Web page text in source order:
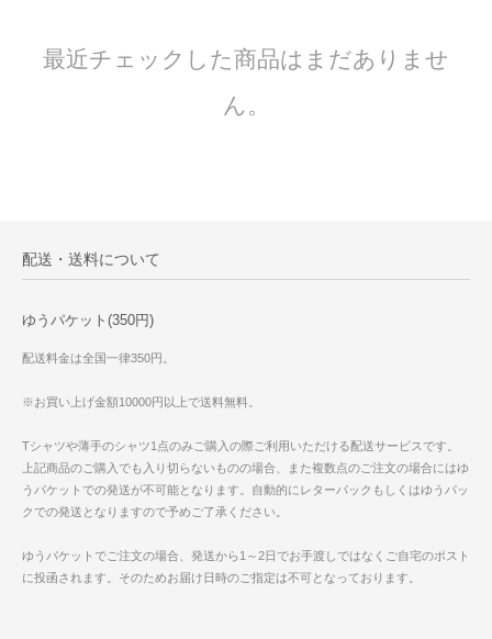
最近チェックした商品はまだありませ
ん。
配送・送料について
ゆうパケット(350円)
配送料金は全国一律350円。
※お買い上げ金額10000円以上で送料無料。
Tシャツや薄手のシャツ1点のみご購入の際ご利用いただける配送サービスです。
上記商品のご購入でも入り切らないものの場合、また複数点のご注文の場合にはゆ
うパケットでの発送が不可能となります。自動的にレターパックもしくはゆうパッ
クでの発送となりますので予めご了承ください。
ゆうパケットでご注文の場合、発送から1～2日でお手渡しではなくご自宅のポスト
に投函されます。そのためお届け日時のご指定は不可となっております。